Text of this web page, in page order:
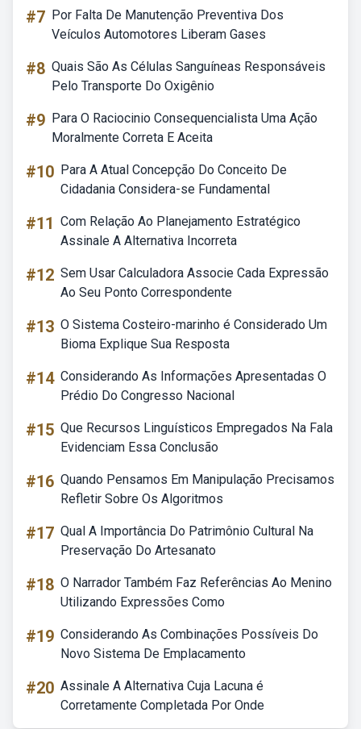
#7 Por Falta De Manutenção Preventiva Dos
Veículos Automotores Liberam Gases
#8 Quais São As Células Sanguíneas Responsáveis
Pelo Transporte Do Oxigênio
#9 Para O Raciocinio Consequencialista Uma Ação
Moralmente Correta E Aceita
#10 Para A Atual Concepção Do Conceito De
Cidadania Considera-se Fundamental
#11 Com Relação Ao Planejamento Estratégico
Assinale A Alternativa Incorreta
#12 Sem Usar Calculadora Associe Cada Expressão
Ao Seu Ponto Correspondente
#13 O Sistema Costeiro-marinho é Considerado Um
Bioma Explique Sua Resposta
#14 Considerando As Informações Apresentadas O
Prédio Do Congresso Nacional
#15 Que Recursos Linguísticos Empregados Na Fala
Evidenciam Essa Conclusão
#16 Quando Pensamos Em Manipulação Precisamos
Refletir Sobre Os Algoritmos
#17 Qual A Importância Do Patrimônio Cultural Na
Preservação Do Artesanato
#18 O Narrador Também Faz Referências Ao Menino
Utilizando Expressões Como
#19 Considerando As Combinações Possíveis Do
Novo Sistema De Emplacamento
#20 Assinale A Alternativa Cuja Lacuna é
Corretamente Completada Por Onde